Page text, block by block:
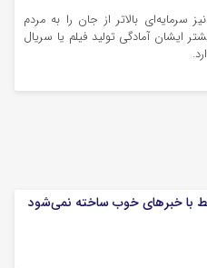
سرمایه‌ای بالاتر از جان را به مردم
ایشان آمادگی تولید فیلم یا سریال
با خبرهای خوب ساخته نمی‌شود